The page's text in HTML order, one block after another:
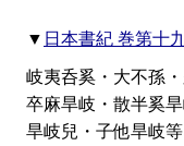
▼ 日本書紀 巻第十
岐夷呑奚・大不孫・
卒麻旱岐・散半奚
旱岐兒・子他旱岐